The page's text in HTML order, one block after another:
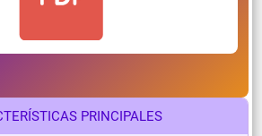
PRINCIPALES